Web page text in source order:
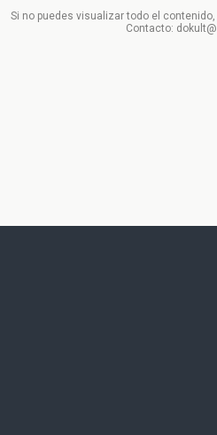
Si no puedes visualizar todo el
Contacto: